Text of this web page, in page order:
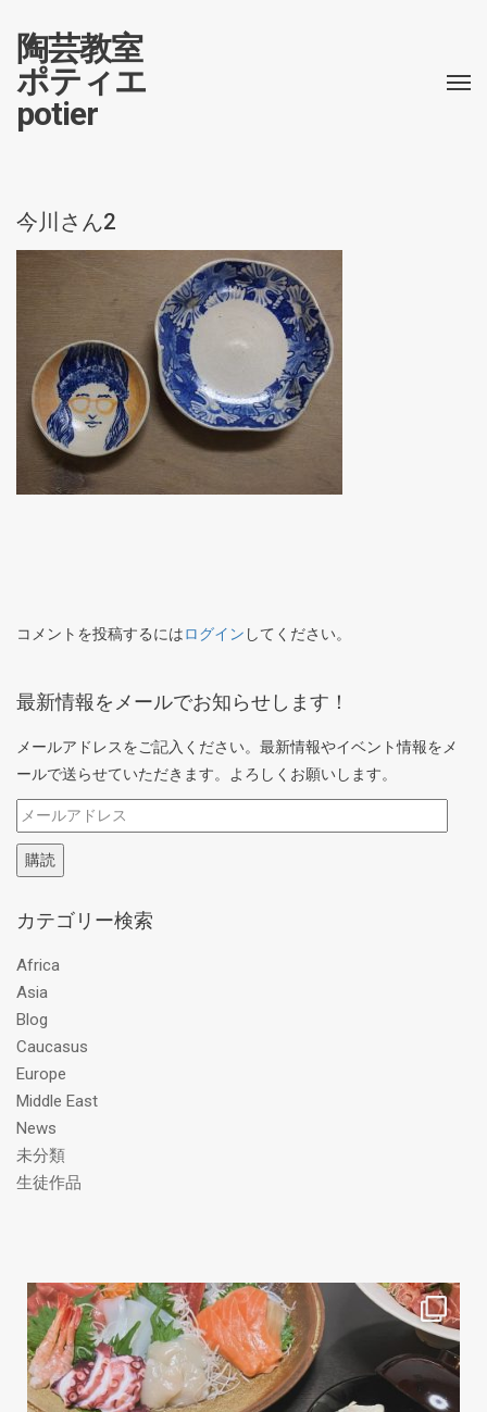
陶芸教室
ポティエ
potier
今川さん2
コメントを投稿するにはログイン してください。
最新情報をメールでお知らせします！
メールアドレスをご記入ください。最新情報やイベント情報をメ
ールで送らせていただきます。よろしくお願いします。
メ
ー
ル
ド
ス
購読
カテゴリー検索
Africa
Asia
Blog
Caucasus
Europe
Middle East
News
未分類
生徒作品